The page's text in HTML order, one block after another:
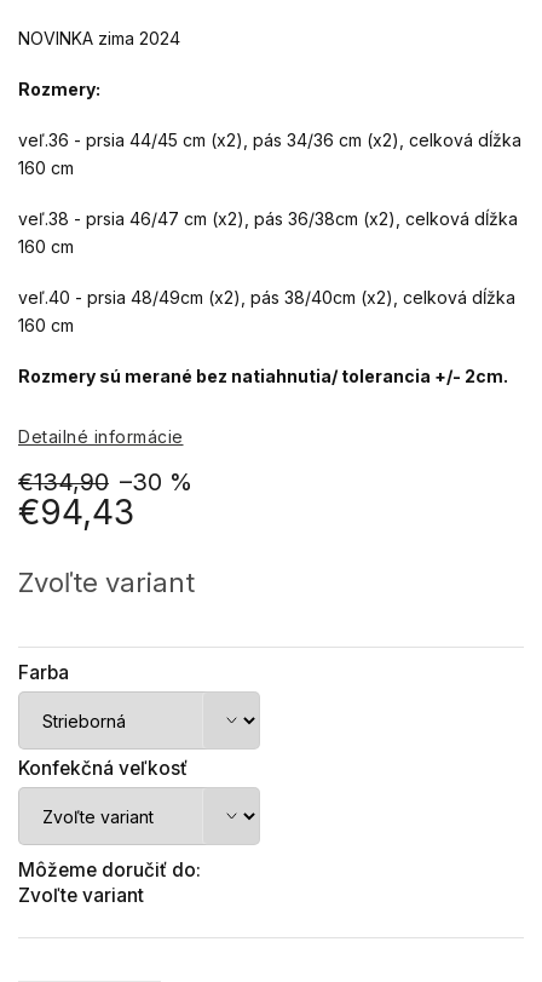
€134,90 –30 %
€94,43
cena:
Zvoľte variant
Farba
Konfekčná veľkosť
Môžeme doručiť do:
Zvoľte variant
NOVINKA zima 2024
Rozmery:
veľ.36 - prsia 44/45 cm (x2), pás 34/36 cm (x2), celková dĺžka
160 cm
veľ.38 - prsia 46/47 cm (x2), pás 36/38cm (x2), celková dĺžka
160 cm
veľ.40 - prsia 48/49cm (x2), pás 38/40cm (x2), celková dĺžka
160 cm
Rozmery sú merané bez natiahnutia/ tolerancia +/- 2cm.
Detailné informácie